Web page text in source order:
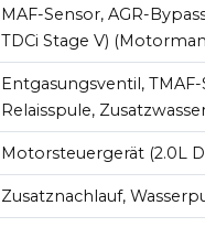
MAF-Sensor, AGR-
TDCi Stage V)
Entgasungsventil,
Relaisspule,
Motorsteuergerät (2.0L
Zusatznachlauf,